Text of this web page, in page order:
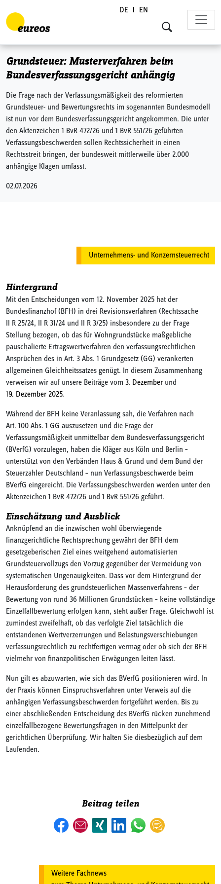
Skip to content
DE EN
Grundsteuer: Musterverfahren beim
Bundesverfassungsgericht anhängig
Die Frage nach der Verfassungsmäßigkeit des reformierten
Grundsteuer- und Bewertungsrechts im sogenannten Bundesmodell
ist nun vor dem Bundesverfassungsgericht angekommen. Die unter
den Aktenzeichen 1 BvR 472/26 und 1 BvR 551/26 geführten
Verfassungsbeschwerden sollen Rechtssicherheit in einen
Rechtsstreit bringen, der bundesweit mittlerweile über 2.000
anhängige Klagen umfasst.
02.07.2026
Unternehmens- und Konzernsteuerrecht
Hintergrund
Mit den Entscheidungen vom 12. November 2025 hat der
Bundesfinanzhof (BFH) in drei Revisionsverfahren (Rechtssache
II R 25/24, II R 31/24 und II R 3/25) insbesondere zu der Frage
Stellung bezogen, ob das für Wohngrundstücke maßgebliche
pauschalierte Ertragswertverfahren den verfassungsrechtlichen
Ansprüchen des in Art. 3 Abs. 1 Grundgesetz (GG) verankerten
allgemeinen Gleichheitssatzes genügt. In diesem Zusammenhang
verweisen wir auf unsere Beiträge vom 3. Dezember und
19. Dezember 2025.
Während der BFH keine Veranlassung sah, die Verfahren nach
Art. 100 Abs. 1 GG auszusetzen und die Frage der
Verfassungsmäßigkeit unmittelbar dem Bundesverfassungsgericht
(BVerfG) vorzulegen, haben die Kläger aus Köln und Berlin –
unterstützt von den Verbänden Haus & Grund und dem Bund der
Steuerzahler Deutschland – nun Verfassungsbeschwerde beim
BVerfG eingereicht. Die Verfassungsbeschwerden werden unter den
Aktenzeichen 1 BvR 472/26 und 1 BvR 551/26 geführt.
Einschätzung und Ausblick
Anknüpfend an die inzwischen wohl überwiegende
finanzgerichtliche Rechtsprechung gewährt der BFH dem
gesetzgeberischen Ziel eines weitgehend automatisierten
Grundsteuervollzugs den Vorzug gegenüber der Vermeidung von
systematischen Ungenauigkeiten. Dass vor dem Hintergrund der
Herausforderung des grundsteuerlichen Massenverfahrens – der
Bewertung von rund 36 Millionen Grundstücken – keine vollständige
Einzelfallbewertung erfolgen kann, steht außer Frage. Gleichwohl ist
zumindest zweifelhaft, ob das verfolgte Ziel tatsächlich die
entstandenen Wertverzerrungen und Belastungsverschiebungen
verfassungsrechtlich zu rechtfertigen vermag oder ob sich der BFH
vielmehr von finanzpolitischen Erwägungen leiten lässt.
Nun gilt es abzuwarten, wie sich das BVerfG positionieren wird. In
der Praxis können Einspruchsverfahren unter Verweis auf die
anhängigen Verfassungsbeschwerden fortgeführt werden. Bis zu
einer abschließenden Entscheidung des BVerfG rücken zunehmend
einzelfallbezogene Bewertungsfragen in den Mittelpunkt der
gerichtlichen Überprüfung. Wir halten Sie diesbezüglich auf dem
Laufenden.
Beitrag teilen
Weitere Fachnews